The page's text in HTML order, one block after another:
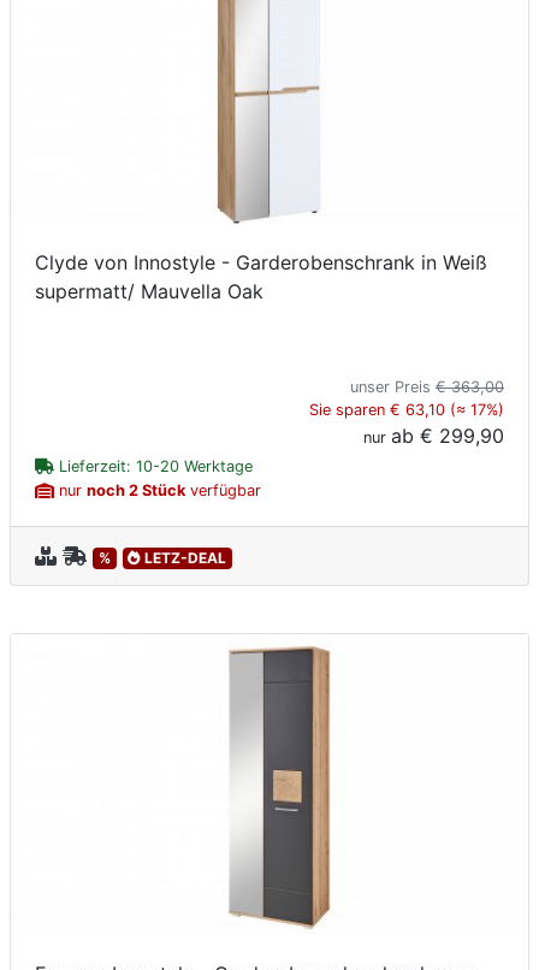
Clyde von Innostyle - Garderobenschrank in Weiß
supermatt/ Mauvella Oak
unser Preis € 363,00
Sie sparen € 63,10 (≈ 17%)
nur ab € 299,90
Lieferzeit: 10-20 Werktage
nur noch 2 Stückverfügbar
% LETZ-DEAL